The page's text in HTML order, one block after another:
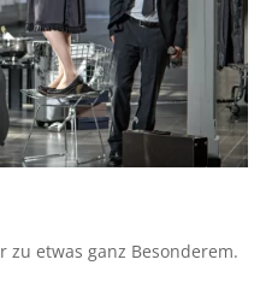
zu etwas ganz Besonderem.